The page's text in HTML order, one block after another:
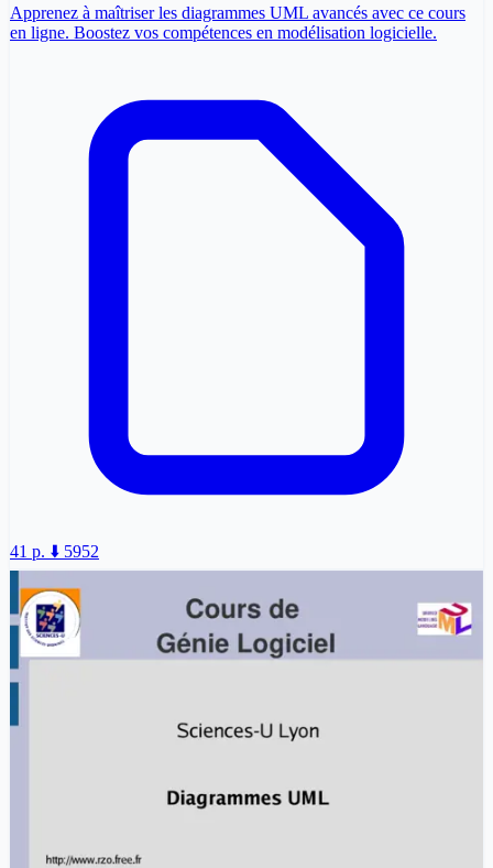
Apprenez à maîtriser les diagrammes UML avancés avec ce cours
en ligne. Boostez vos compétences en modélisation logicielle.
41 p. ⬇️ 5952